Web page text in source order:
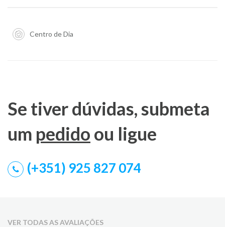
Centro de Dia
Se tiver dúvidas, submeta
um pedido ou ligue
(+351) 925 827 074
VER TODAS AS AVALIAÇÕES